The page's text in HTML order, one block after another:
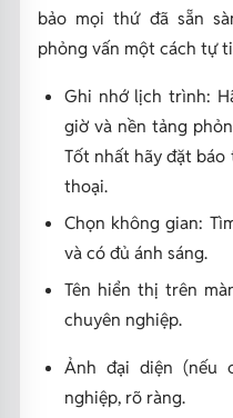
bảo mọi thứ đã sẵn
phỏng vấn một cách tự
Ghi nhớ lịch trình:
giờ và nền tảng
Tốt nhất hãy đặt
thoại.
Chọn không gian:
và có đủ ánh sáng.
Tên hiển thị trên
chuyên nghiệp.
Ảnh đại diện (nếu
nghiệp, rõ ràng.